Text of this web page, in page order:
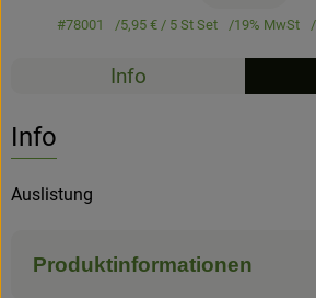
So geht’s
Hofladen
#78001 5,95 € / 5 St Set 19% MwSt
Info
Info
Auslistung
Produktinformationen